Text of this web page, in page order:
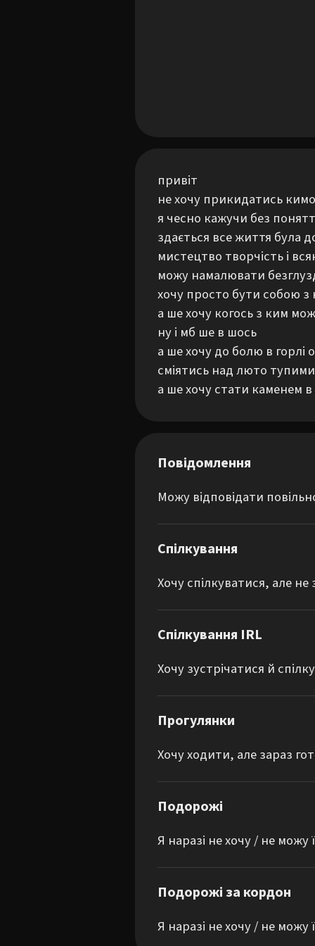
привіт
не хочу прикидатись
я чесно кажучи без
здається все життя була
мистецтво творчість і
можу намалювати
хочу просто бути собою з
а ше хочу когось з ким
ну і мб ше в шось
а ше хочу до болю в горлі
сміятись над люто
а ше хочу стати каменем в
Повідомлення
Можу відповідати
Спілкування
Хочу спілкуватися, але
Спілкування IRL
Хочу зустрічатися й
Прогулянки
Хочу ходити, але зараз
Подорожі
Я наразі не хочу / не можу
Подорожі за кордон
Я наразі не хочу / не